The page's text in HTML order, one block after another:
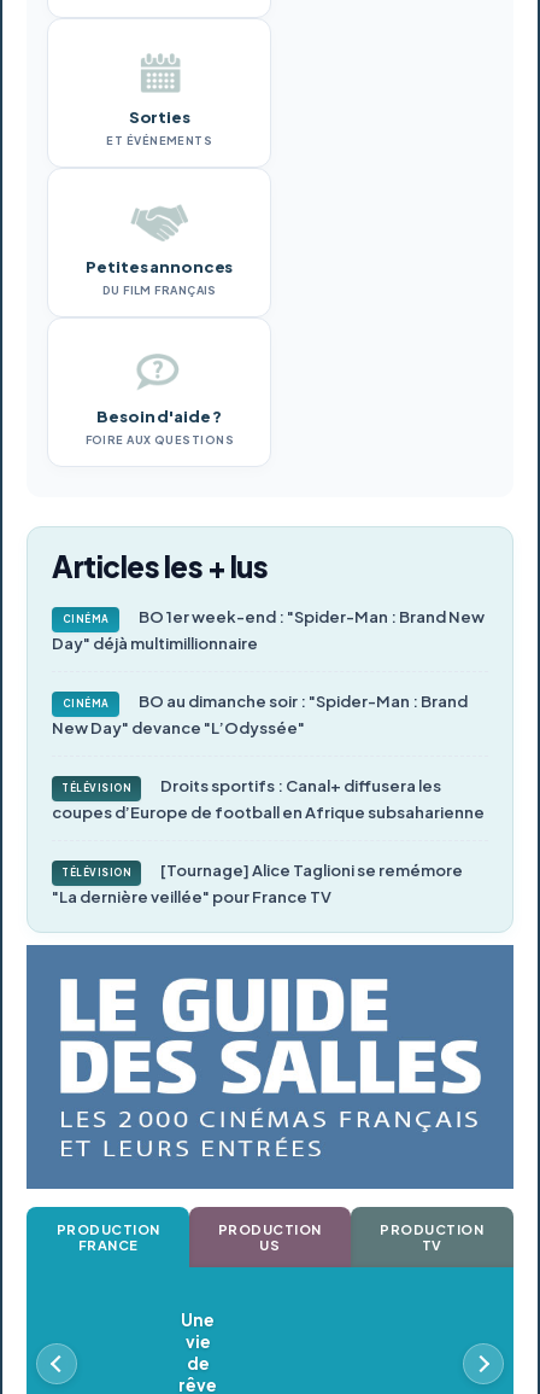
Sorties
ET ÉVÉNEMENTS
Petites annonces
DU FILM FRANÇAIS
Besoin d'aide ?
FOIRE AUX QUESTIONS
Articles les + lus
CINÉMA
BO 1er week-end : "Spider-Man : Brand New
Day" déjà multimillionnaire
CINÉMA
BO au dimanche soir : "Spider-Man : Brand
New Day" devance "L’Odyssée"
TÉLÉVISION
Droits sportifs : Canal+ diffusera les
coupes d’Europe de football en Afrique subsaharienne
TÉLÉVISION
[Tournage] Alice Taglioni se remémore
"La dernière veillée" pour France TV
PRODUCTION
FRANCE
PRODUCTION
US
PRODUCTION
TV
Oldeupe
En postproduction